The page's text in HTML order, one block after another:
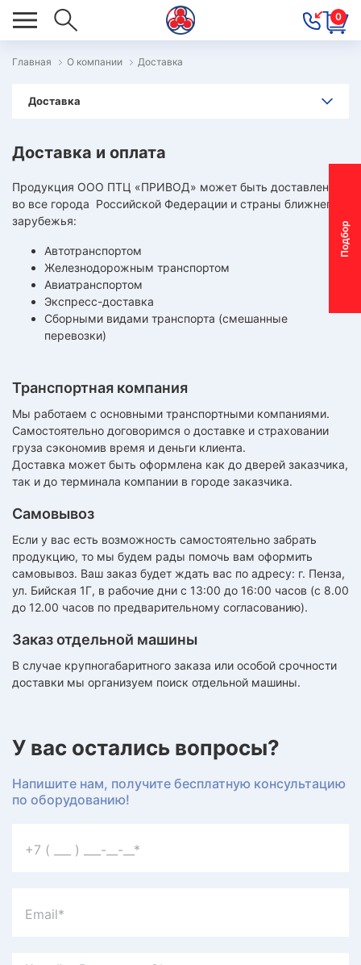
0
П
о
д
б
о
р
м
о
т
о
р
-
р
е
д
у
к
т
о
р
Главная О компании Доставка
Доставка
Доставка и оплата
Продукция ООО ПТЦ «ПРИВОД» может быть доставлена
во все города Российской Федерации и страны ближнего
зарубежья:
Автотранспортом
Железнодорожным транспортом
Авиатранспортом
Экспресс-доставка
Сборными видами транспорта (смешанные
перевозки)
Транспортная компания
Мы работаем с основными транспортными компаниями.
Самостоятельно договоримся о доставке и страховании
груза сэкономив время и деньги клиента.
Доставка может быть оформлена как до дверей заказчика,
так и до терминала компании в городе заказчика.
Самовывоз
Если у вас есть возможность самостоятельно забрать
продукцию, то мы будем рады помочь вам оформить
самовывоз. Ваш заказ будет ждать вас по адресу: г. Пенза,
ул. Бийская 1Г, в рабочие дни с 13:00 до 16:00 часов (с 8.00
до 12.00 часов по предварительному согласованию).
Заказ отдельной машины
В случае крупногабаритного заказа или особой срочности
доставки мы организуем поиск отдельной машины.
У вас остались вопросы?
Напишите нам, получите бесплатную консультацию
по оборудованию!